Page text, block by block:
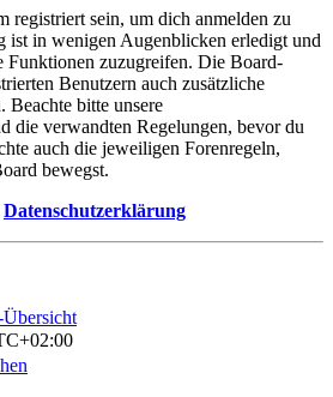
registriert sein, um dich anmelden zu
ist in wenigen Augenblicken erledigt und
Funktionen zuzugreifen. Die Board-
Benutzern auch zusätzliche
Beachte bitte unsere
die verwandten Regelungen, bevor du
auch die jeweiligen Forenregeln,
bewegst.
Datenschutzerklärung